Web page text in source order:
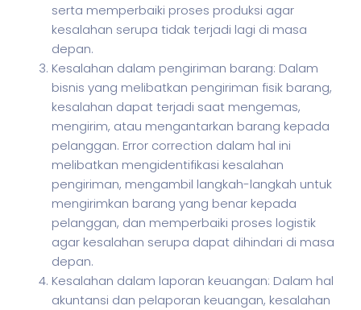
serta memperbaiki proses produksi agar
kesalahan serupa tidak terjadi lagi di masa
depan.
Kesalahan dalam pengiriman barang: Dalam
bisnis yang melibatkan pengiriman fisik barang,
kesalahan dapat terjadi saat mengemas,
mengirim, atau mengantarkan barang kepada
pelanggan. Error correction dalam hal ini
melibatkan mengidentifikasi kesalahan
pengiriman, mengambil langkah-langkah untuk
mengirimkan barang yang benar kepada
pelanggan, dan memperbaiki proses logistik
agar kesalahan serupa dapat dihindari di masa
depan.
Kesalahan dalam laporan keuangan: Dalam hal
akuntansi dan pelaporan keuangan, kesalahan